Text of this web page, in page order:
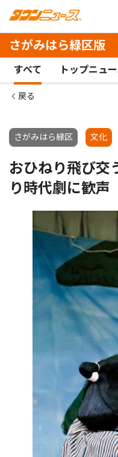
さがみはら緑区版
すべて トップニュ
戻る
さがみはら緑区 文化
おひねり飛び
り時代劇に歓声